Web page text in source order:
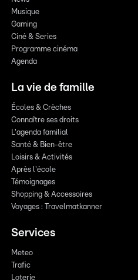
Musique
Gaming
Ciné & Series
Programme cinéma
Agenda
La vie de famille
Écoles & Crèches
Connaître ses droits
L'agenda familial
Santé & Bien-être
Loisirs & Activités
Après l'école
Témoignages
Shopping & Accessoires
Voyages : Travelmatkanner
Services
Meteo
Trafic
Loterie